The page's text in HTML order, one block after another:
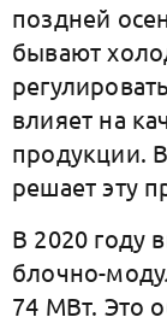
поздней
бывают
влияет на
продукции.
решает эту
В 2020 году
блочно-
74 МВт. Это